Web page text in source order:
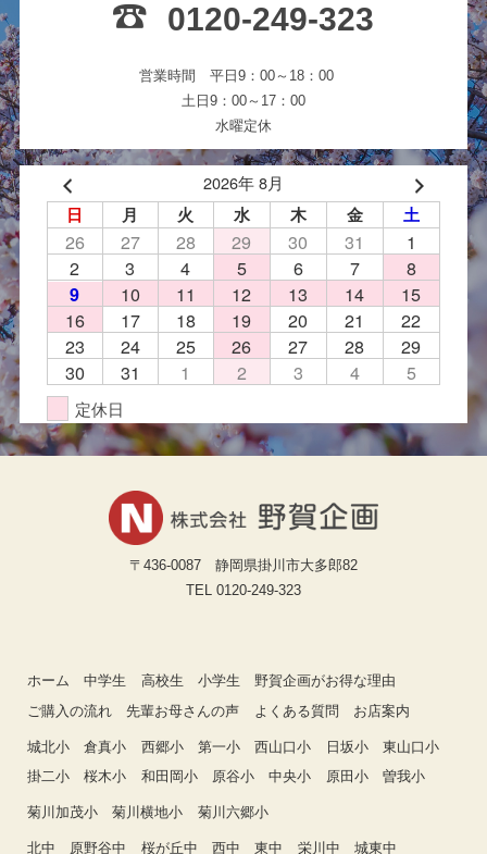
0120-249-323
営業時間 平日9：00～18：00
土日9：00～17：00
水曜定休
2026年 8月
日 月 火 水 木 金 土
26 27 28 29 30 31
1
2
3 4 5 6 7 8
9 10 11 12 13 14
15
16
17 18 19 20 21
22
23
24 25 26 27 28
29
30
31 1 2 3 4 5
定休日
〒436-0087 静岡県掛川市大多郎82
TEL 0120-249-323
ホーム 中学生 高校生 小学生
野賀企画がお得な理由
ご購入の流れ
先輩お母さんの声 よくある質問 お店案内
城北小 倉真小 西郷小 第一小 西山口小 日坂小
東山口小
掛二小
桜木小 和田岡小 原谷小 中央小 原田小 曽我小
菊川加茂小 菊川横地小 菊川六郷小
北中 原野谷中 桜が丘中 西中 東中 栄川中 城東中